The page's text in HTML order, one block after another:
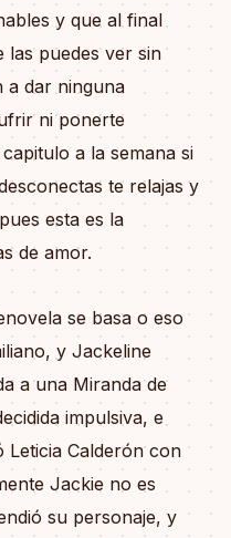
y que al final
las puedes ver sin
a dar ninguna
ni ponerte
a la semana si
te relajas y
esta es la
de amor.
se basa o eso
y Jackeline
a una Miranda de
impulsiva, e
Leticia Calderón con
Jackie no es
su personaje, y